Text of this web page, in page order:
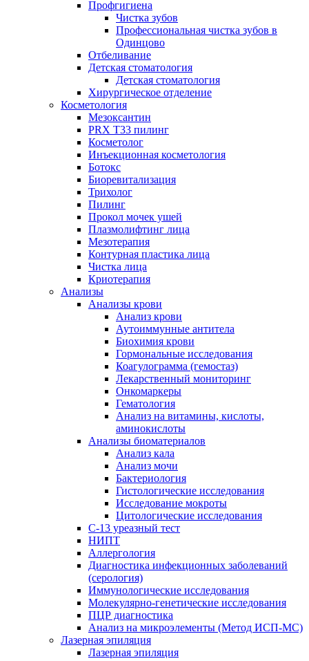
Профгигиена
Чистка зубов
Профессиональная чистка зубов в
Одинцово
Отбеливание
Детская стоматология
Детская стоматология
Хирургическое отделение
Косметология
Мезоксантин
PRX T33 пилинг
Косметолог
Инъекционная косметология
Ботокс
Биоревитализация
Трихолог
Пилинг
Прокол мочек ушей
Плазмолифтинг лица
Мезотерапия
Контурная пластика лица
Чистка лица
Криотерапия
Анализы
Анализы крови
Анализ крови
Аутоиммунные антитела
Биохимия крови
Гормональные исследования
Коагулограмма (гемостаз)
Лекарственный мониторинг
Онкомаркеры
Гематология
Анализ на витамины, кислоты,
аминокислоты
Анализы биоматериалов
Анализ кала
Анализ мочи
Бактериология
Гистологические исследования
Исследование мокроты
Цитологические исследования
С-13 уреазный тест
НИПТ
Аллергология
Диагностика инфекционных заболеваний
(серология)
Иммунологические исследования
Молекулярно-генетические исследования
ПЦР диагностика
Анализ на микроэлементы (Метод ИСП-МС)
Лазерная эпиляция
Лазерная эпиляция